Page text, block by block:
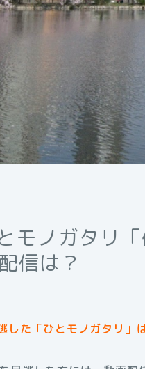
モノガタリ
信は？
した「ひとモノガタリ」